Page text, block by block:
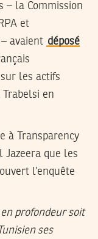
– la Commission
et
avaient déposé
les actifs
en
à Transparency
Jazeera que les
l’enquête
profondeur soit
ses